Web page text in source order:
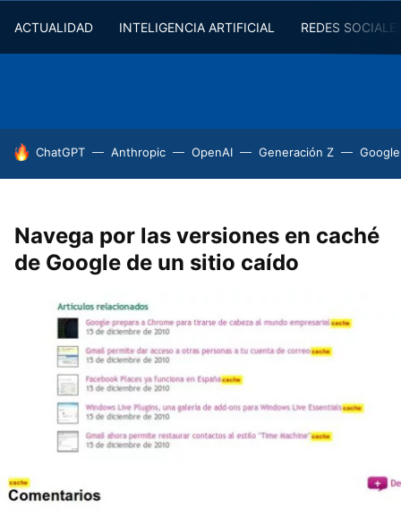
ACTUALIDAD INTELIGENCIA ARTIFICIAL REDES
HOY SE HABLA DE
ChatGPT Anthropic OpenAI Generación Z
Navega por las versiones en caché
de Google de un sitio caído